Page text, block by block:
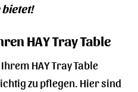
bietet!
HAY Tray Table
HAY Tray Table
zu pflegen. Hier sind